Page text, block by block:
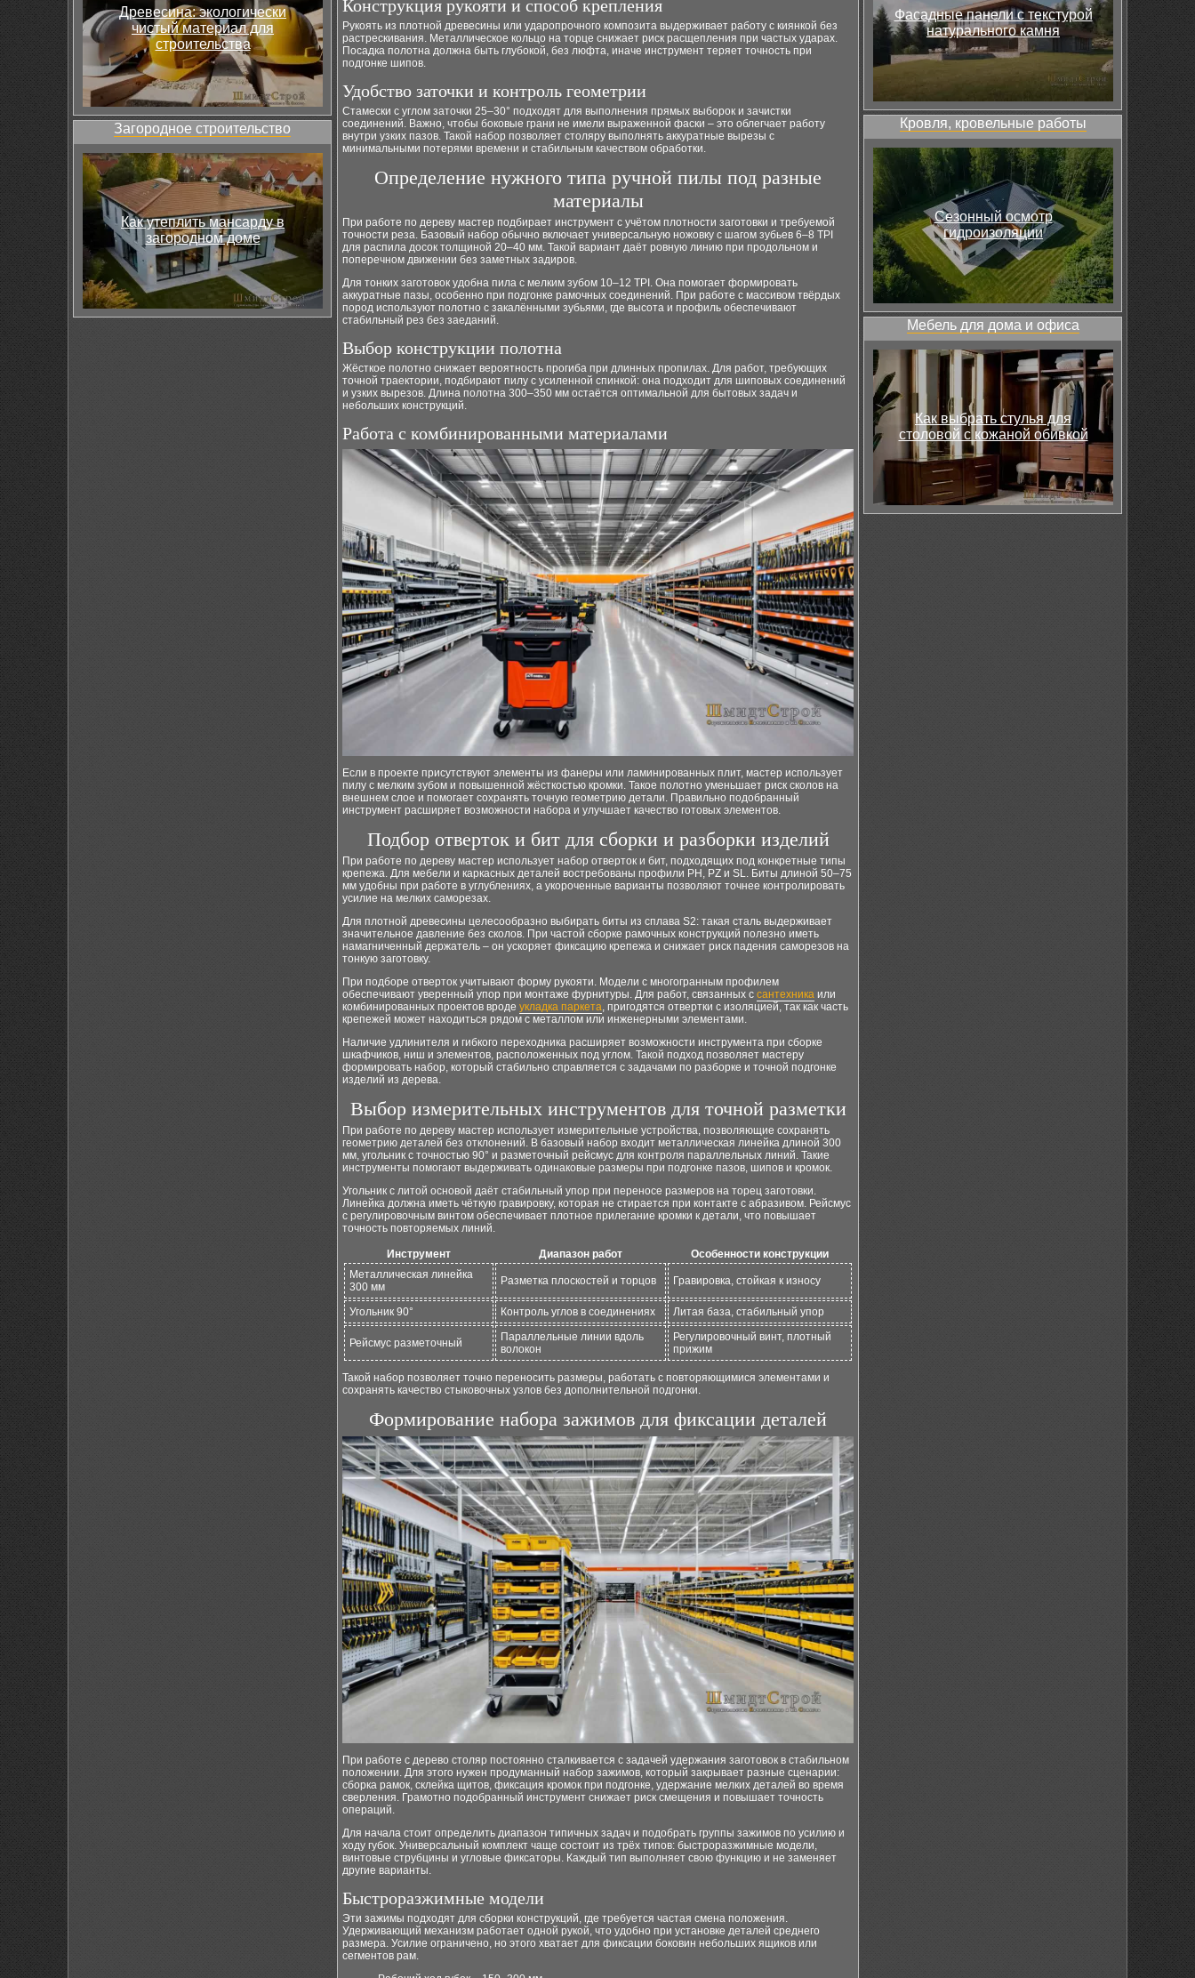
Древесина: экологически
чистый материал для
строительства
Загородное строительство
Как утеплить мансарду в
загородном доме
Конструкция рукояти и способ крепления
Рукоять из плотной древесины или ударопрочного композита выдерживает работу с киянкой без
растрескивания. Металлическое кольцо на торце снижает риск расщепления при частых ударах.
Посадка полотна должна быть глубокой, без люфта, иначе инструмент теряет точность при
подгонке шипов.
Удобство заточки и контроль геометрии
Стамески с углом заточки 25–30° подходят для выполнения прямых выборок и зачистки
соединений. Важно, чтобы боковые грани не имели выраженной фаски – это облегчает работу
внутри узких пазов. Такой набор позволяет столяру выполнять аккуратные вырезы с
минимальными потерями времени и стабильным качеством обработки.
Определение нужного типа ручной пилы под разные
материалы
При работе по дереву мастер подбирает инструмент с учётом плотности заготовки и требуемой
точности реза. Базовый набор обычно включает универсальную ножовку с шагом зубьев 6–8 TPI
для распила досок толщиной 20–40 мм. Такой вариант даёт ровную линию при продольном и
поперечном движении без заметных задиров.
Для тонких заготовок удобна пила с мелким зубом 10–12 TPI. Она помогает формировать
аккуратные пазы, особенно при подгонке рамочных соединений. При работе с массивом твёрдых
пород используют полотно с закалёнными зубьями, где высота и профиль обеспечивают
стабильный рез без заеданий.
Выбор конструкции полотна
Жёсткое полотно снижает вероятность прогиба при длинных пропилах. Для работ, требующих
точной траектории, подбирают пилу с усиленной спинкой: она подходит для шиповых соединений
и узких вырезов. Длина полотна 300–350 мм остаётся оптимальной для бытовых задач и
небольших конструкций.
Работа с комбинированными материалами
Если в проекте присутствуют элементы из фанеры или ламинированных плит, мастер использует
пилу с мелким зубом и повышенной жёсткостью кромки. Такое полотно уменьшает риск сколов на
внешнем слое и помогает сохранять точную геометрию детали. Правильно подобранный
инструмент расширяет возможности набора и улучшает качество готовых элементов.
Подбор отверток и бит для сборки и разборки изделий
При работе по дереву мастер использует набор отверток и бит, подходящих под конкретные типы
крепежа. Для мебели и каркасных деталей востребованы профили PH, PZ и SL. Биты длиной 50–75
мм удобны при работе в углублениях, а укороченные варианты позволяют точнее контролировать
усилие на мелких саморезах.
Для плотной древесины целесообразно выбирать биты из сплава S2: такая сталь выдерживает
значительное давление без сколов. При частой сборке рамочных конструкций полезно иметь
намагниченный держатель – он ускоряет фиксацию крепежа и снижает риск падения саморезов на
тонкую заготовку.
При подборе отверток учитывают форму рукояти. Модели с многогранным профилем
обеспечивают уверенный упор при монтаже фурнитуры. Для работ, связанных с сантехника или
комбинированных проектов вроде укладка паркета, пригодятся отвертки с изоляцией, так как часть
крепежей может находиться рядом с металлом или инженерными элементами.
Наличие удлинителя и гибкого переходника расширяет возможности инструмента при сборке
шкафчиков, ниш и элементов, расположенных под углом. Такой подход позволяет мастеру
формировать набор, который стабильно справляется с задачами по разборке и точной подгонке
изделий из дерева.
Выбор измерительных инструментов для точной разметки
При работе по дереву мастер использует измерительные устройства, позволяющие сохранять
геометрию деталей без отклонений. В базовый набор входит металлическая линейка длиной 300
мм, угольник с точностью 90° и разметочный рейсмус для контроля параллельных линий. Такие
инструменты помогают выдерживать одинаковые размеры при подгонке пазов, шипов и кромок.
Угольник с литой основой даёт стабильный упор при переносе размеров на торец заготовки.
Линейка должна иметь чёткую гравировку, которая не стирается при контакте с абразивом. Рейсмус
с регулировочным винтом обеспечивает плотное прилегание кромки к детали, что повышает
точность повторяемых линий.
Инструмент Диапазон работ
Особенности конструкции
Металлическая линейка
300 мм
Разметка плоскостей и торцов Гравировка, стойкая к износу
Угольник 90° Контроль углов в соединениях Литая база, стабильный упор
Рейсмус разметочный
Параллельные линии вдоль
волокон
Регулировочный винт, плотный
прижим
Такой набор позволяет точно переносить размеры, работать с повторяющимися элементами и
сохранять качество стыковочных узлов без дополнительной подгонки.
Формирование набора зажимов для фиксации деталей
При работе с дерево столяр постоянно сталкивается с задачей удержания заготовок в стабильном
положении. Для этого нужен продуманный набор зажимов, который закрывает разные сценарии:
сборка рамок, склейка щитов, фиксация кромок при подгонке, удержание мелких деталей во время
сверления. Грамотно подобранный инструмент снижает риск смещения и повышает точность
операций.
Для начала стоит определить диапазон типичных задач и подобрать группы зажимов по усилию и
ходу губок. Универсальный комплект чаще состоит из трёх типов: быстроразжимные модели,
винтовые струбцины и угловые фиксаторы. Каждый тип выполняет свою функцию и не заменяет
другие варианты.
Быстроразжимные модели
Эти зажимы подходят для сборки конструкций, где требуется частая смена положения.
Удерживающий механизм работает одной рукой, что удобно при установке деталей среднего
размера. Усилие ограничено, но этого хватает для фиксации боковин небольших ящиков или
сегментов рам.
Фасадные панели с текстурой
натурального камня
Кровля, кровельные работы
Сезонный осмотр
гидроизоляции
Мебель для дома и офиса
Как выбрать стулья для
столовой с кожаной обивкой